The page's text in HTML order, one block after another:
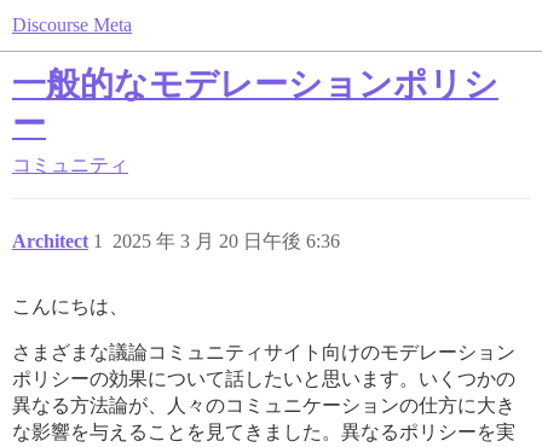
Discourse Meta
一般的なモデレーションポリシ
ー
コミュニティ
Architect 2025 年 3 月 20 日午後 6:36
1
こんにちは、
さまざまな議論コミュニティサイト向けのモデレーション
ポリシーの効果について話したいと思います。いくつかの
異なる方法論が、人々のコミュニケーションの仕方に大き
な影響を与えることを見てきました。異なるポリシーを実